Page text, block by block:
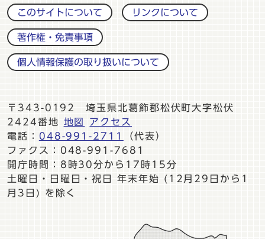
このサイトについて リンクについて
著作権・免責事項
個人情報保護の取り扱いについて
〒343-0192 埼玉県北葛飾郡松伏町大字松伏
2424番地
地図
アクセス
電話： 048-991-2711
（代表）
ファクス：048-991-7681
開庁時間：8時30分から17時15分
土曜日・日曜日・祝日 年末年始 (12月29日から1
月3日) を除く